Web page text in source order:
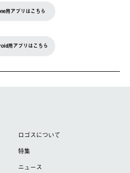
用アプリはこちら
用アプリはこちら
ロゴスについて
特集
ニュース